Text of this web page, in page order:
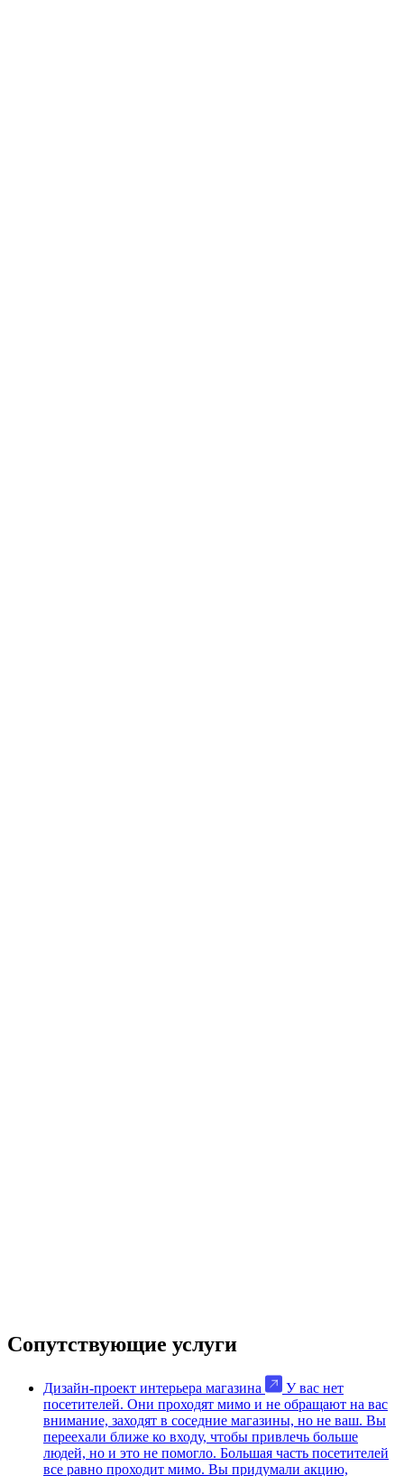
Сопутствующие услуги
Дизайн-проект интерьера магазина
У вас нет
посетителей. Они проходят мимо и не обращают на вас
внимание, заходят в соседние магазины, но не ваш. Вы
переехали ближе ко входу, чтобы привлечь больше
людей, но и это не помогло. Большая часть посетителей
все равно проходит мимо. Вы придумали акцию,